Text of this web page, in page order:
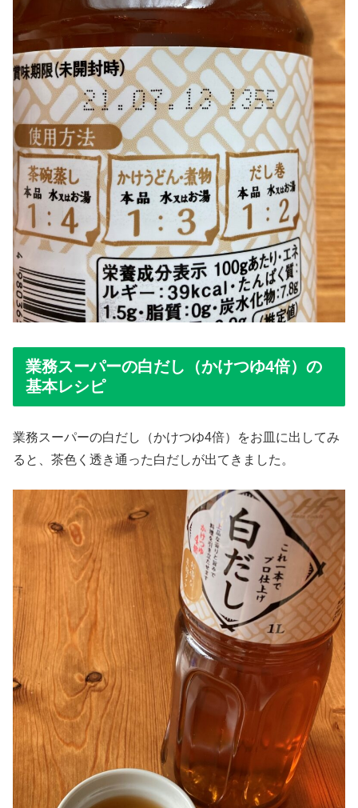
業務スーパーの白だし（かけつゆ4倍）の
基本レシピ
業務スーパーの白だし（かけつゆ4倍）をお皿に出してみ
ると、茶色く透き通った白だしが出てきました。